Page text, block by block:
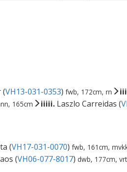
(VH13-031-0353) fwb, 172cm, rn
165cm iiiii. Laszlo Carreidas (
(VH17-031-0070) fwb, 161cm,
(VH06-077-8017) dwb, 177cm, vrt